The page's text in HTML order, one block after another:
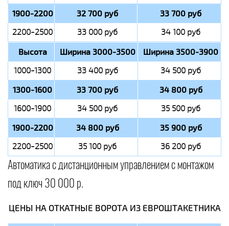
1900-2200 32 700 руб 33 700 руб
2200-2500 33 000 руб 34 100 руб
Высота Ширина 3000-3500 Ширина 3500-3900
1000-1300 33 400 руб 34 500 руб
1300-1600 33 700 руб 34 800 руб
1600-1900 34 500 руб 35 500 руб
1900-2200 34 800 руб 35 900 руб
2200-2500 35 100 руб 36 200 руб
Автоматика с дистанционным управлением с монтажом
под ключ 30 000 р.
ЦЕНЫ НА ОТКАТНЫЕ ВОРОТА ИЗ ЕВРОШТАКЕТНИКА